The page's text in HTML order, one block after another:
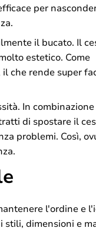
per
il bucato. Il
estetico. Come
che rende super
In
di spostare il
problemi. Così,
l'ordine e
stili, dimensioni e